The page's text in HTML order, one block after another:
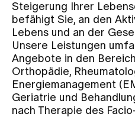
Zuweisende
Events
Über uns
Steigerung Ihrer
befähigt Sie, an den
Lebens und an der
Unsere Leistungen
Angebote in den
Orthopädie,
Energiemanagement
Geriatrie und
nach Therapie des